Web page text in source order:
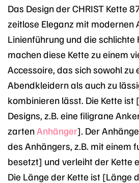
Das Design der CHRIST Kette
zeitlose Eleganz mit modernen
Linienführung und die schlichte
machen diese Kette zu einem
Accessoire, das sich sowohl zu
Abendkleidern als auch zu
kombinieren lässt. Die Kette ist
Designs, z.B. eine filigrane
zartenAnhänger]. Der
des Anhängers, z.B. mit einem
besetzt] und verleiht der Kette
Die Länge der Kette ist [Länge